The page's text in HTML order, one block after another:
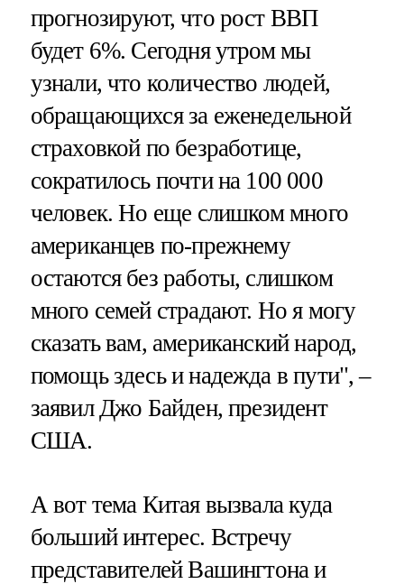
прогнозируют, что рост ВВП
будет 6%. Сегодня утром мы
узнали, что количество людей,
обращающихся за еженедельной
страховкой по безработице,
сократилось почти на 100 000
человек. Но еще слишком много
американцев по-прежнему
остаются без работы, слишком
много семей страдают. Но я могу
сказать вам, американский народ,
помощь здесь и надежда в пути", –
заявил Джо Байден, президент
США.
А вот тема Китая вызвала куда
больший интерес. Встречу
представителей Вашингтона и